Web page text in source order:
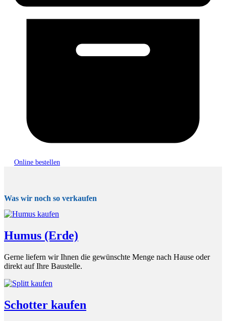
Online bestellen
Was wir noch so verkaufen
Humus (Erde)
Gerne liefern wir Ihnen die gewünschte Menge nach Hause oder
direkt auf Ihre Baustelle.
Schotter kaufen